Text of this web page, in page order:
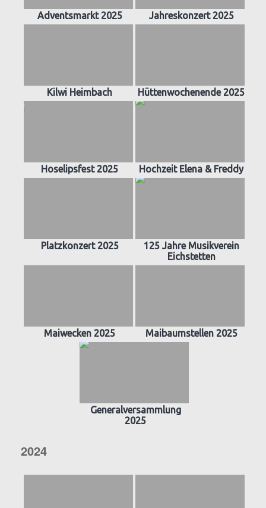
Adventsmarkt 2025 Jahreskonzert 2025
Kilwi Heimbach Hüttenwochenende 2025
Hoselipsfest 2025 Hochzeit Elena & Freddy
Platzkonzert 2025
125 Jahre Musikverein
Eichstetten
Maiwecken 2025 Maibaumstellen 2025
Generalversammlung
2025
2024